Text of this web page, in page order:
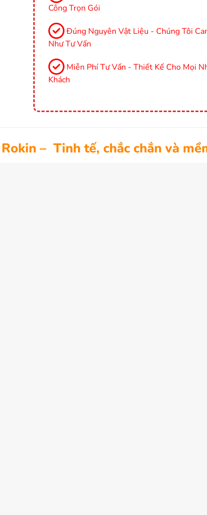
Công Trọn Gói
Đúng Nguyên Vật Liệu - Chúng Tôi
Như Tư Vấn
Miễn Phí Tư Vấn - Thiết Kế Cho Mọi
Khách
– Tinh tế, chắc chắn và